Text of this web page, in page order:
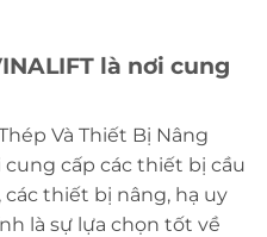
là nơi cung
Và Thiết Bị Nâng
cung cấp các thiết bị cầu
thiết bị nâng, hạ uy
là sự lựa chọn tốt về